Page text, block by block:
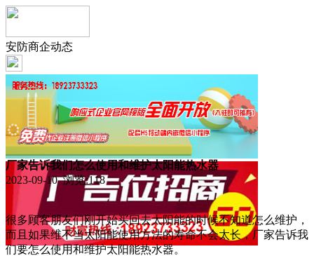
安防商企动态
厂家告诉我们怎么使用和维护太阳能热水器
2023-09-10 浏览:118
很多顾客朋友们刚开始买回去太阳能的时候不知道怎么维护，
而且如果维不当太阳能使用方法的寿命不会太长，厂家告诉我
们要怎么使用和维护太阳能热水器。